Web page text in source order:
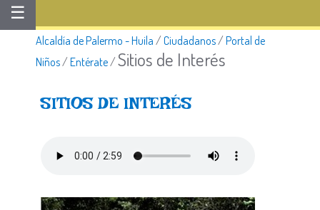
☰
Alcaldía de Palermo - Huila / Ciudadanos/ Portal de
Niños/ Entérate/ Sitios de Interés
SITIOS DE INTERÉS